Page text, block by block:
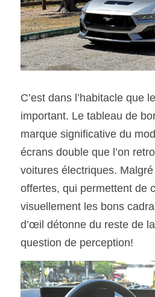
C’est dans l’habitacle que
important. Le tableau de
marque significative du
écrans double que l’on
voitures électriques.
offertes, qui permettent de
visuellement les bons
d’œil détonne du reste de
question de perception!